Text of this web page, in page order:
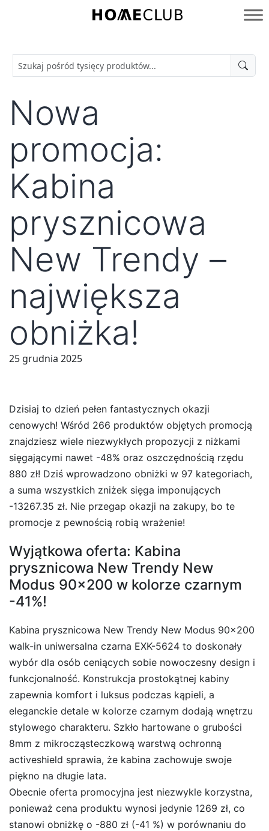
Homeclub
Nowa
promocja:
Kabina
prysznicowa
New Trendy –
największa
obniżka!
25 grudnia 2025
Dzisiaj to dzień pełen fantastycznych okazji
cenowych! Wśród 266 produktów objętych promocją
znajdziesz wiele niezwykłych propozycji z niżkami
sięgającymi nawet -48% oraz oszczędnością rzędu
880 zł! Dziś wprowadzono obniżki w 97 kategoriach,
a suma wszystkich zniżek sięga imponujących
-13267.35 zł. Nie przegap okazji na zakupy, bo te
promocje z pewnością robią wrażenie!
Wyjątkowa oferta: Kabina
prysznicowa New Trendy New
Modus 90×200 w kolorze czarnym
-41%!
Kabina prysznicowa New Trendy New Modus 90×200
walk-in uniwersalna czarna EXK-5624 to doskonały
wybór dla osób ceniących sobie nowoczesny design i
funkcjonalność. Konstrukcja prostokątnej kabiny
zapewnia komfort i luksus podczas kąpieli, a
eleganckie detale w kolorze czarnym dodają wnętrzu
stylowego charakteru. Szkło hartowane o grubości
8mm z mikrocząsteczkową warstwą ochronną
activeshield sprawia, że kabina zachowuje swoje
piękno na długie lata.
Obecnie oferta promocyjna jest niezwykle korzystna,
ponieważ cena produktu wynosi jedynie 1269 zł, co
stanowi obniżkę o -880 zł (-41 %) w porównaniu do